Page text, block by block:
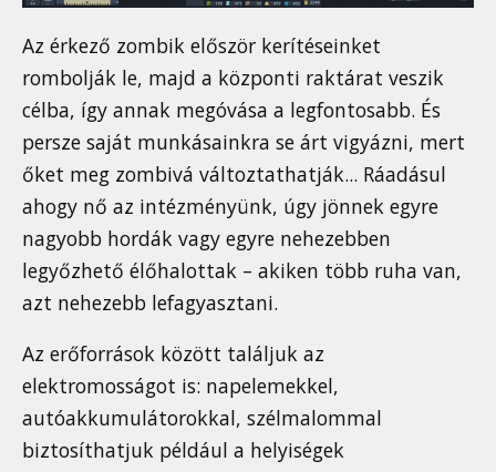
Az érkező zombik először kerítéseinket
rombolják le, majd a központi raktárat veszik
célba, így annak megóvása a legfontosabb. És
persze saját munkásainkra se árt vigyázni, mert
őket meg zombivá változtathatják... Ráadásul
ahogy nő az intézményünk, úgy jönnek egyre
nagyobb hordák vagy egyre nehezebben
legyőzhető élőhalottak – akiken több ruha van,
azt nehezebb lefagyasztani.
Az erőforrások között találjuk az
elektromosságot is: napelemekkel,
autóakkumulátorokkal, szélmalommal
biztosíthatjuk például a helyiségek